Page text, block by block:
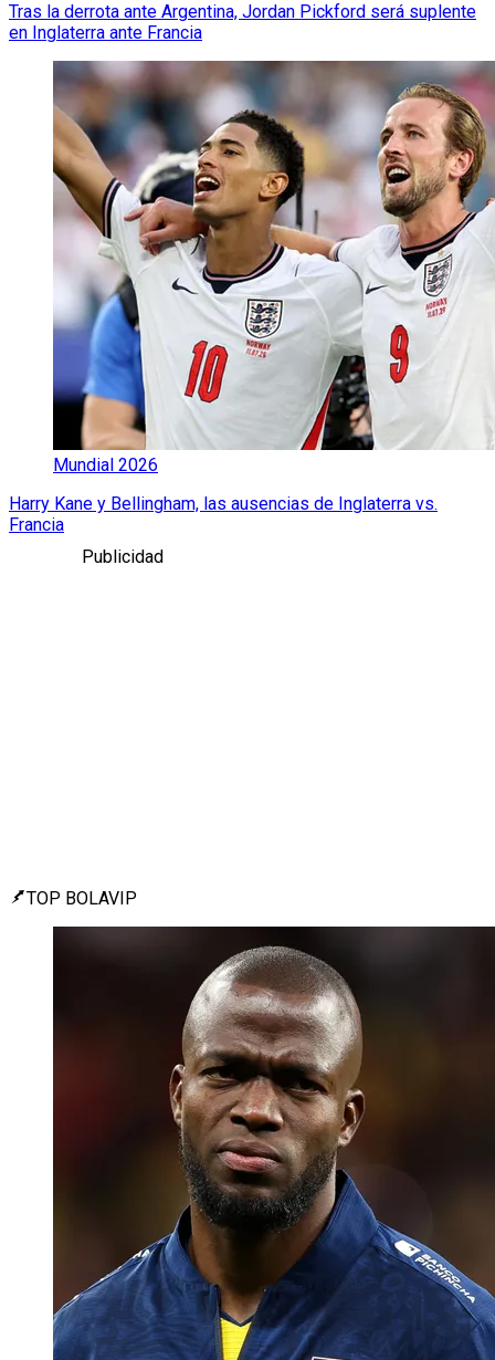
Tras la derrota ante Argentina, Jordan Pickford será suplente
en Inglaterra ante Francia
Mundial 2026
Harry Kane y Bellingham, las ausencias de Inglaterra vs.
Francia
Publicidad
TOP BOLAVIP